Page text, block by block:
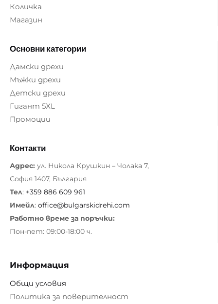
Количка
Магазин
Основни категории
Дамски дрехи
Мъжки дрехи
Детски дрехи
Гигант 5XL
Промоции
Контакти
Адрес: ул. Никола Крушкин – Чолака 7,
София 1407, България
Тел: +359 886 609 961
Имейл: office@bulgarskidrehi.com
Работно време за поръчки:
Пон-пет: 09:00-18:00 ч.
Информация
Общи условия
Политика за поверителност